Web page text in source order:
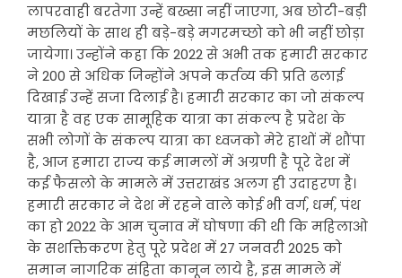
लापरवाही बरतेगा उन्हें बख्सा नहीं जाएगा, अब छोटी-बड़ी
मछलियों के साथ ही बड़े-बड़े मगरमच्छो को भी नहीं छोड़ा
जायेगा। उन्होंने कहा कि 2022 से अभी तक हमारी सरकार
ने 200 से अधिक जिन्होंने अपने कर्तव्य की प्रति ढलाई
दिखाई उन्हें सजा दिलाई है। हमारी सरकार का जो संकल्प
यात्रा है वह एक सामूहिक यात्रा का संकल्प है प्रदेश के
सभी लोगों के संकल्प यात्रा का ध्वजको मेरे हाथों में शौंपा
है, आज हमारा राज्य कई मामलों में अग्रणी है पूरे देश में
कई फैसलो के मामले में उत्तराखंड अलग ही उदाहरण है।
हमारी सरकार ने देश में रहने वाले कोई भी वर्ग, धर्म, पंथ
का हो 2022 के आम चुनाव में घोषणा की थी कि महिलाओ
के सशक्तिकरण हेतु पूरे प्रदेश में 27 जनवरी 2025 को
समान नागरिक संहिता कानून लाये है, इस मामले में